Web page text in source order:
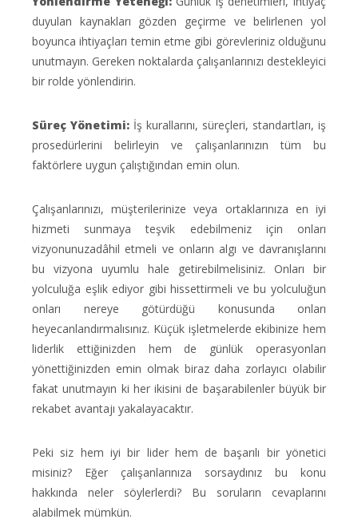
duyulan kaynakları gözden geçirme ve belirlenen yol
boyunca ihtiyaçları temin etme gibi görevleriniz olduğunu
unutmayın. Gereken noktalarda çalışanlarınızı destekleyici
bir rolde yönlendirin.
Süreç Yönetimi: İş kurallarını, süreçleri, standartları, iş
prosedürlerini belirleyin ve çalışanlarınızın tüm bu
faktörlere uygun çalıştığından emin olun.
Çalışanlarınızı, müşterilerinize veya ortaklarınıza en iyi
hizmeti sunmaya teşvik edebilmeniz için onları
vizyonunuzadâhil etmeli ve onların algı ve davranışlarını
bu vizyona uyumlu hale getirebilmelisiniz. Onları bir
yolculuğa eşlik ediyor gibi hissettirmeli ve bu yolculuğun
onları nereye götürdüğü konusunda onları
heyecanlandırmalısınız. Küçük işletmelerde ekibinize hem
liderlik ettiğinizden hem de günlük operasyonları
yönettiğinizden emin olmak biraz daha zorlayıcı olabilir
fakat unutmayın ki her ikisini de başarabilenler büyük bir
rekabet avantajı yakalayacaktır.
Peki siz hem iyi bir lider hem de başarılı bir yönetici
misiniz? Eğer çalışanlarınıza sorsaydınız bu konu
hakkında neler söylerlerdi? Bu soruların cevaplarını
alabilmek mümkün.